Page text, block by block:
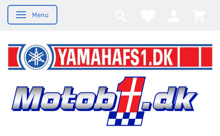
Skifte navigation
Menu